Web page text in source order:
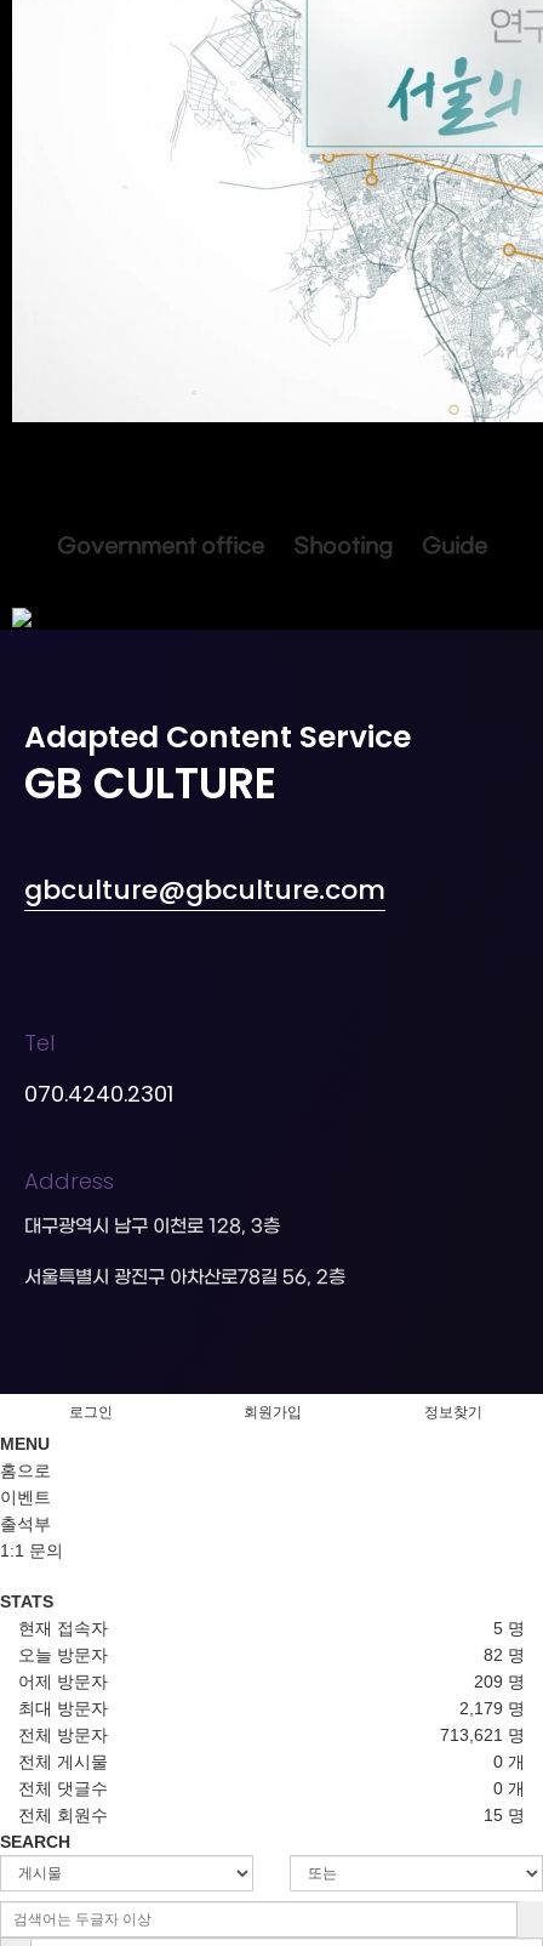
Government office Shooting Guide
Adapted Content Service
GB CULTURE
gbculture@gbculture.com
Tel
070.4240.2301
Address
대구광역시 남구 이천로 128, 3층
서울특별시 광진구 아차산로78길 56, 2층
로그인 회원가입 정보찾기
MENU
홈으로
이벤트
출석부
1:1 문의
STATS
5 명
현재 접속자
82 명
오늘 방문자
209 명
어제 방문자
2,179 명
최대 방문자
713,621 명
전체 방문자
0 개
전체 게시물
0 개
전체 댓글수
15 명
전체 회원수
SEARCH